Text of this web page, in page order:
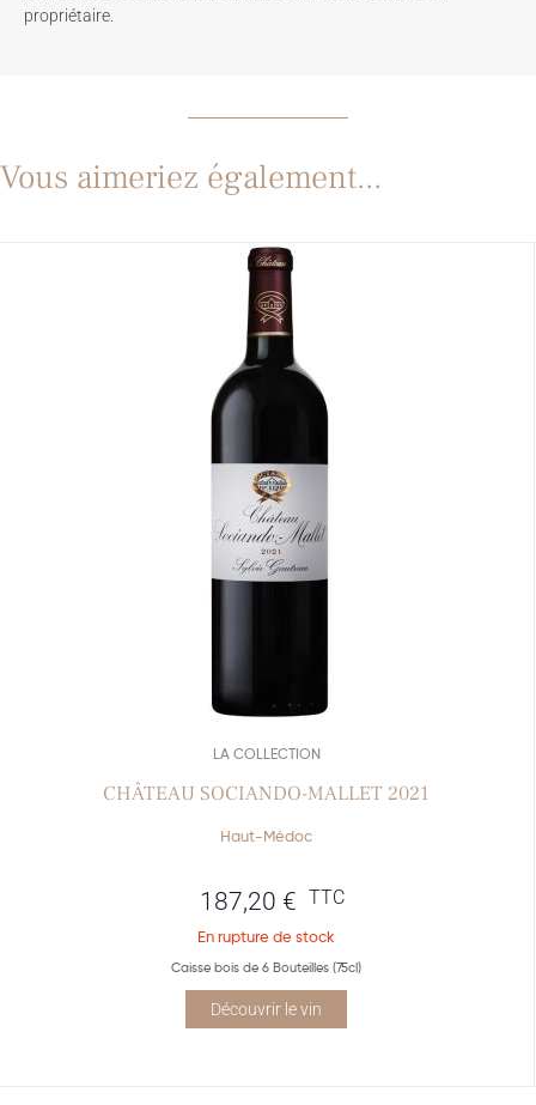
propriétaire.
Vous aimeriez également...
LA COLLECTION
CHÂTEAU SOCIANDO-MALLET 2021
Haut-Médoc
187,20 € TTC
En rupture de stock
Caisse bois de 6 Bouteilles (75cl)
Découvrir le vin